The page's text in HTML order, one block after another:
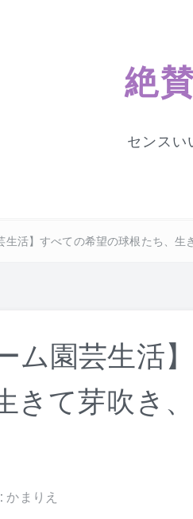
絶
センスい
生活】すべての希望の球根たち、生
ム園芸生活
きて芽吹き
かまりえ